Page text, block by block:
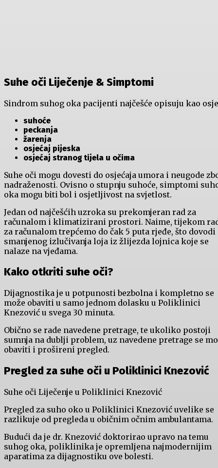
Suhe oči Liječenje & Simptomi
Sindrom suhog oka pacijenti najčešće opisuju kao
suhoće
peckanja
žarenja
osjećaj pijeska
osjećaj stranog tijela u očima
Suhe oči mogu dovesti do osjećaja umora i neugode
nadraženosti. Ovisno o stupnju suhoće, simptomi
oka mogu biti bol i osjetljivost na svjetlost.
Jedan od najčešćih uzroka su prekomjeran rad za
računalom i klimatizirani prostori. Naime, tijekom
za računalom trepćemo do čak 5 puta rjeđe, što dovodi
smanjenog izlučivanja loja iz žlijezda lojnica koje se
nalaze na vjeđama.
Kako otkriti suhe oči?
Dijagnostika je u potpunosti bezbolna i kompletno se
može obaviti u samo jednom dolasku u Poliklinici
Knezović u svega 30 minuta.
Obično se rade navedene pretrage, te ukoliko postoji
sumnja na dublji problem, uz navedene pretrage se
obaviti i prošireni pregled.
Pregled za suhe oči u Poliklinici Knezović
Suhe oči Liječenje u Poliklinici Knezović
Pregled za suho oko u Poliklinici Knezović uvelike se
razlikuje od pregleda u običnim očnim ambulantama.
Budući da je dr. Knezović doktorirao upravo na temu
suhog oka, poliklinika je opremljena najmodernijim
aparatima za dijagnostiku ove bolesti.